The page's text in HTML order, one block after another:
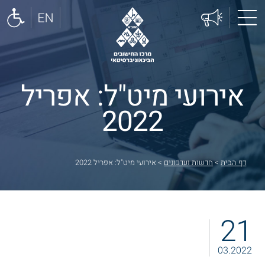
דף הבית>חדשות ועדכונים > אירועי מיט"ל: אפריל 2022
אירועי מיט"ל: אפריל
2022
21
03.2022